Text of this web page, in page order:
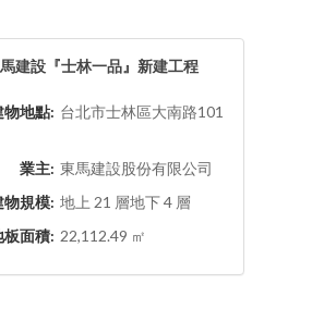
建設『士林一品』新建工程
物地點: 台北市士林區大南路101
業主: 東馬建設股份有限公司
物規模: 地上 21 層地下 4 層
板面積: 22,112.49 ㎡